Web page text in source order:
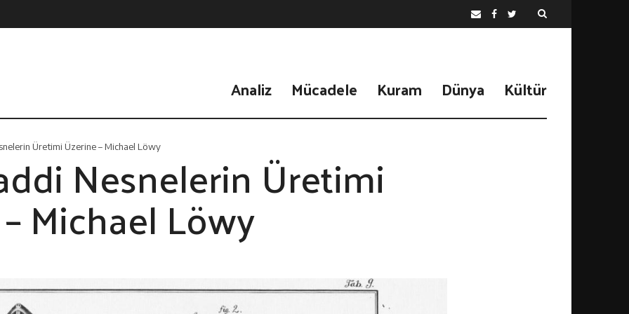
Analiz Mücadele Kuram Dünya Kültür
Üretimi Üzerine – Michael Löwy
Nesnelerin Üretimi
Michael Löwy